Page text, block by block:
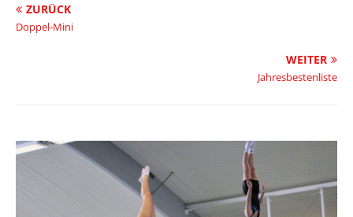
ZURÜCK
Doppel-Mini
WEITER
Jahresbestenliste